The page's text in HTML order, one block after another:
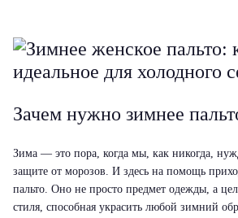
Зачем нужно зимнее
Зима — это пора, когда мы, как никогда,
защите от морозов. И здесь на помощь
пальто. Оно не просто предмет одежды, а
стиля, способная украсить любой зимний